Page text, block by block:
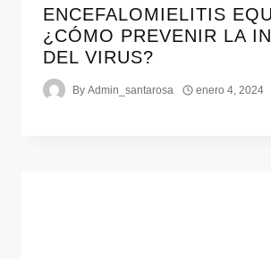
ENCEFALOMIELITIS
¿CÓMO PREVENIR LA
DEL VIRUS?
By Admin_santarosa enero 4, 2024